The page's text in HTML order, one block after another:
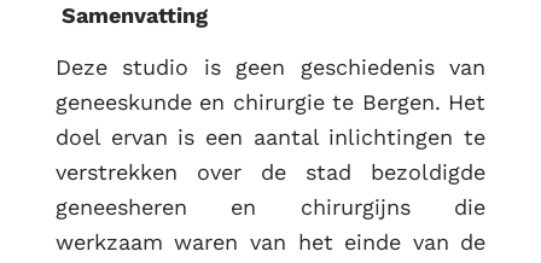
Samenvatting
Deze studio is geen geschiedenis van
geneeskunde en chirurgie te Bergen. Het
doel ervan is een aantal inlichtingen te
verstrekken over de stad bezoldigde
geneesheren en chirurgijns die
werkzaam waren van het einde van de